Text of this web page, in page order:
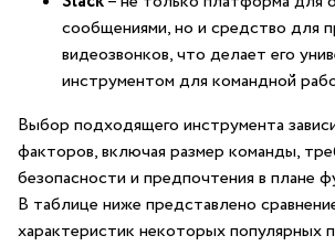
сообщениями, но и средство для
видеозвонков, что делает его
инструментом для командной⁤
Выбор подходящего инструмента
факторов, включая размер команды,​
безопасности и предпочтения в плане
В таблице ниже представлено
характеристик некоторых популярных